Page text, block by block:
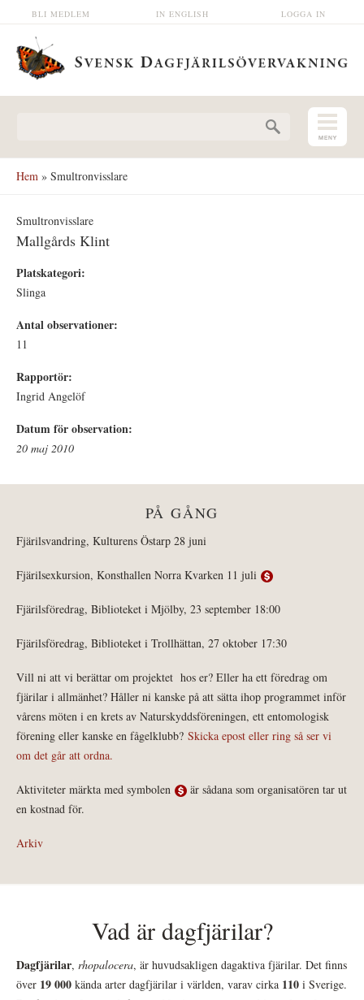
Hoppa till huvudinnehåll LOGGA IN
IN ENGLISH
BLI MEDLEM
Hem » Smultronvisslare
Smultronvisslare
Mallgårds Klint
Platskategori:
Slinga
Antal observationer:
11
Rapportör:
Ingrid Angelöf
Datum för observation:
20 maj 2010
PÅ GÅNG
Fjärilsvandring, Kulturens Östarp 28 juni
Fjärilsexkursion, Konsthallen Norra Kvarken 11 juli
Fjärilsföredrag, Biblioteket i Mjölby, 23 september 18:00
Fjärilsföredrag, Biblioteket i Trollhättan, 27 oktober 17:30
Vill ni att vi berättar om projektet hos er? Eller ha ett föredrag om
fjärilar i allmänhet? Håller ni kanske på att sätta ihop programmet inför
vårens möten i en krets av Naturskyddsföreningen, ett entomologisk
förening eller kanske en fågelklubb? Skicka epost eller ring så ser vi
om det går att ordna.
Aktiviteter märkta med symbolen
är sådana som organisatören tar ut
en kostnad för.
Arkiv
Vad är dagfjärilar?
Dagfjärilar, rhopalocera, är huvudsakligen dagaktiva fjärilar. Det finns
över 19 000 kända arter dagfjärilar i världen, varav cirka 110 i Sverige.